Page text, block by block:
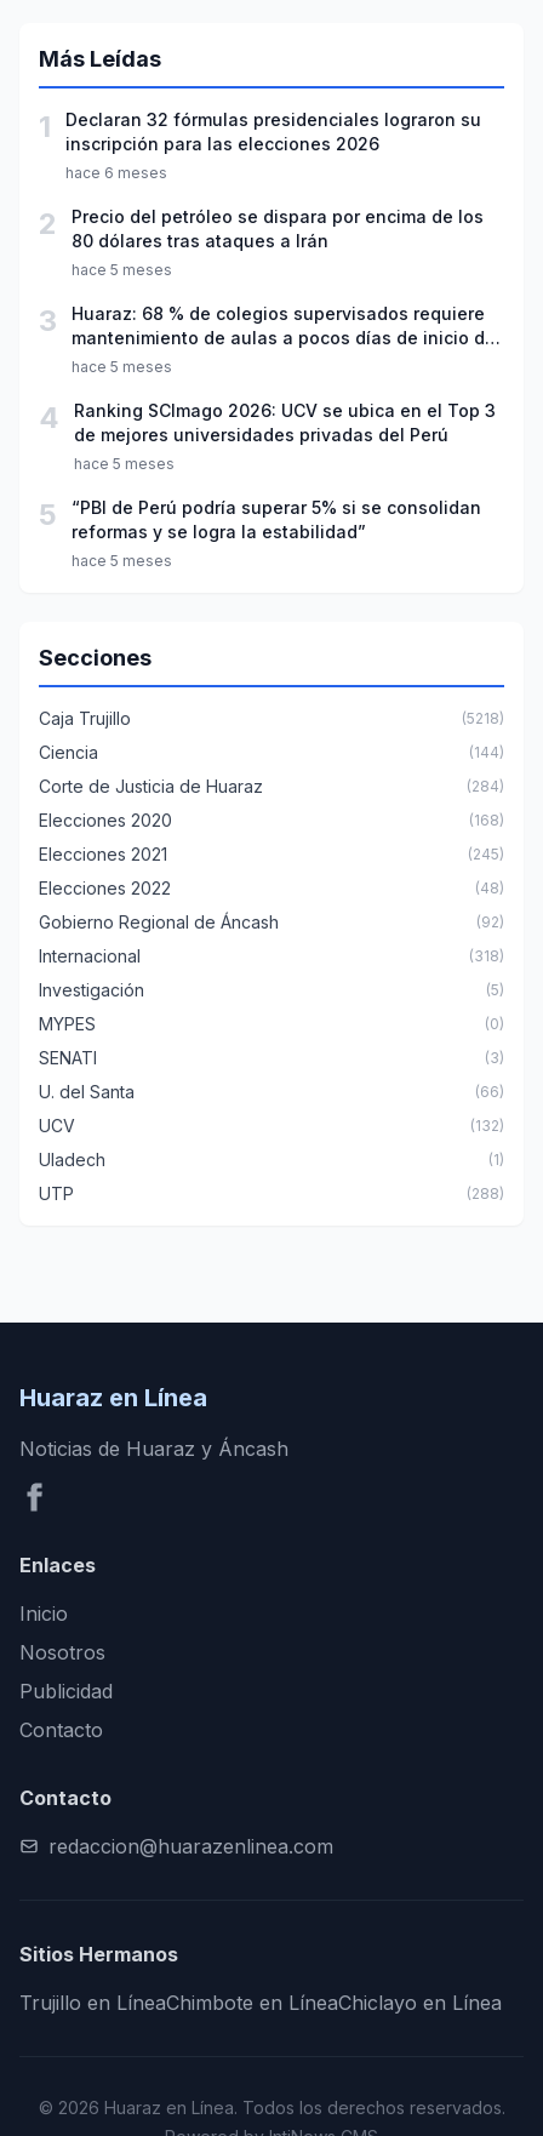
Más Leídas
1
Declaran 32 fórmulas presidenciales lograron su
inscripción para las elecciones 2026
hace 6 meses
2
Precio del petróleo se dispara por encima de los
80 dólares tras ataques a Irán
hace 5 meses
3
Huaraz: 68 % de colegios supervisados requiere
mantenimiento de aulas a pocos días de inicio del
año escolar 2026
hace 5 meses
4
Ranking SCImago 2026: UCV se ubica en el Top 3
de mejores universidades privadas del Perú
hace 5 meses
5
“PBI de Perú podría superar 5% si se consolidan
reformas y se logra la estabilidad”
hace 5 meses
Secciones
Caja Trujillo (5218)
Ciencia (144)
Corte de Justicia de Huaraz (284)
Elecciones 2020 (168)
Elecciones 2021 (245)
Elecciones 2022 (48)
Gobierno Regional de Áncash (92)
Internacional (318)
Investigación (5)
MYPES (0)
SENATI (3)
U. del Santa (66)
UCV (132)
Uladech (1)
UTP (288)
Huaraz en Línea
Noticias de Huaraz y Áncash
Enlaces
Inicio
Nosotros
Publicidad
Contacto
Contacto
redaccion@huarazenlinea.com
Sitios Hermanos
Trujillo en LíneaChimbote en LíneaChiclayo en Línea
© 2026 Huaraz en Línea. Todos los derechos reservados.